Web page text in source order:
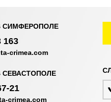
СИМФЕРОПОЛЕ
163
crimea.com
СЕВАСТОПОЛЕ
21
crimea.com